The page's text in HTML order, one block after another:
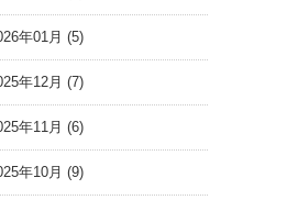
年01月 (5)
年12月 (7)
年11月 (6)
年10月 (9)